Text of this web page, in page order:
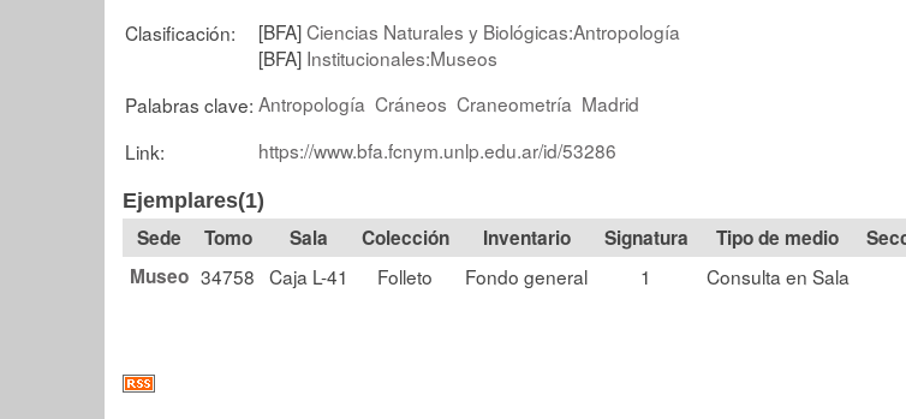
Clasificación:
[BFA]Ciencias Naturales y Biológicas:Antropología
[BFA] Institucionales:Museos
Palabras clave: Antropología Cráneos Craneometría Madrid
Link:
https://www.bfa.fcnym.unlp.edu.ar/id/53286
Ejemplares(1)
Tomo Sala Colección Signatura Tipo de medio
Museo 34758 Caja L-41 Folleto Fondo general 1 Consulta en Sala